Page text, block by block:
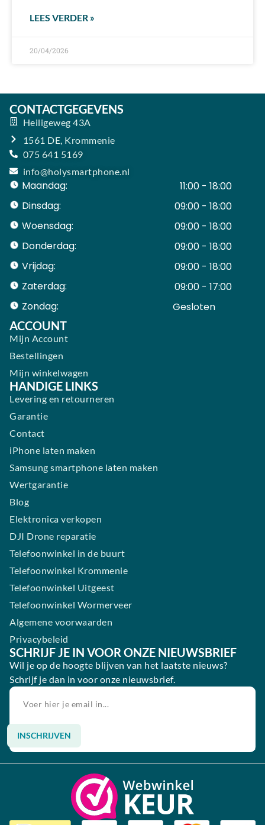
LEES VERDER »
20/04/2026
CONTACTGEGEVENS
Heiligeweg 43A
1561 DE, Krommenie
075 641 5169
info@holysmartphone.nl
Maandag:
11:00 - 18:00
Dinsdag:
09:00 - 18:00
Woensdag:
09:00 - 18:00
Donderdag:
09:00 - 18:00
Vrijdag:
09:00 - 18:00
Zaterdag:
09:00 - 17:00
Zondag:
Gesloten ​ ​ ​ ​ ​ ​ ​
ACCOUNT
Mijn Account
Bestellingen
Mijn winkelwagen
HANDIGE LINKS
Levering en retourneren
Garantie
Contact
iPhone laten maken
Samsung smartphone laten maken
Wertgarantie
Blog
Elektronica verkopen
DJI Drone reparatie
Telefoonwinkel in de buurt
Telefoonwinkel Krommenie
Telefoonwinkel Uitgeest
Telefoonwinkel Wormerveer
Algemene voorwaarden
Privacybeleid
SCHRIJF JE IN VOOR ONZE NIEUWSBRIEF
Wil je op de hoogte blijven van het laatste nieuws?
Schrijf je dan in voor onze nieuwsbrief.
INSCHRIJVEN
Alternative: